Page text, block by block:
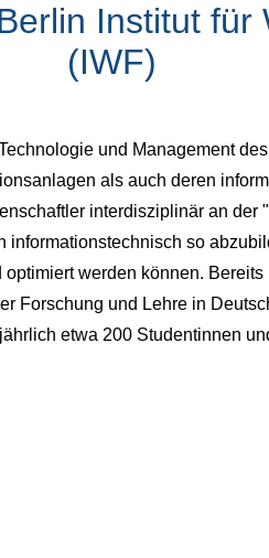
Institut für
(IWF)
und Management
als auch deren
interdisziplinär an der
so
werden können.
Forschung und Lehre in
etwa 200 Studentinnen